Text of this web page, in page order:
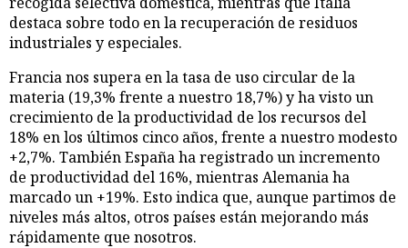
destaca sobre todo en la recuperación de residuos
industriales y especiales.
Francia nos supera en la tasa de uso circular de la
materia (19,3% frente a nuestro 18,7%) y ha visto un
crecimiento de la productividad de los recursos del
18% en los últimos cinco años, frente a nuestro modesto
+2,7%. También España ha registrado un incremento
de productividad del 16%, mientras Alemania ha
marcado un +19%. Esto indica que, aunque partimos de
niveles más altos, otros países están mejorando más
rápidamente que nosotros.